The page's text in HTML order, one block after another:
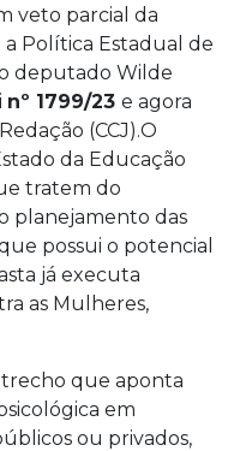
veto parcial da
a Política Estadual de
deputado Wilde
nº 1799/23 e agora
(CCJ).O
da Educação
tratem do
planejamento das
possui o potencial
já executa
as Mulheres,
trecho que aponta
em
ou privados,